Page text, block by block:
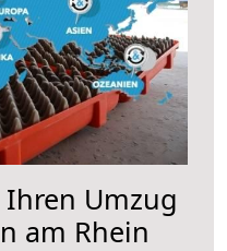
Ihren Umzug
am Rhein